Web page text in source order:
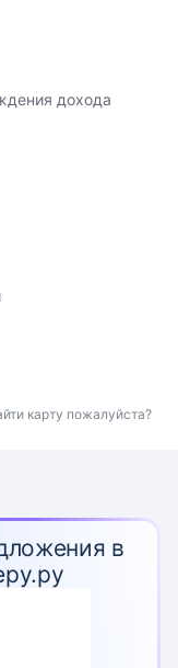
дохода
карту пожалуйста?
в